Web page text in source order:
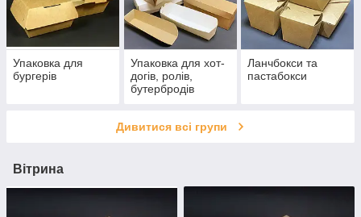
Упаковка для
бургерів
Упаковка для хот-
догів, ролів,
бутербродів
Ланчбокси та
пастабокси
Дивитися всі групи
Вітрина